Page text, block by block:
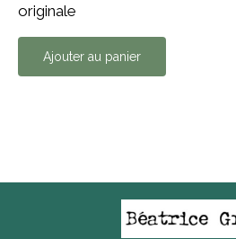
originale
Ajouter au panier